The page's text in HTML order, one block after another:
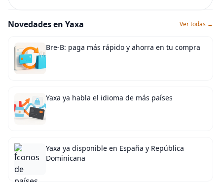
Novedades en Yaxa Ver todas →
Bre-B: paga más rápido y ahorra en tu compra
Yaxa ya habla el idioma de más países
Yaxa ya disponible en España y República
Dominicana